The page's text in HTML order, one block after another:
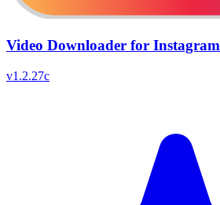
Video Downloader for Instagram
v1.2.27c